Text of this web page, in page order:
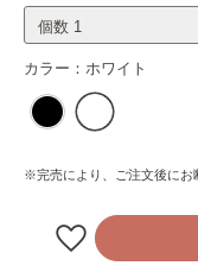
カラー： ホワイト
※完売により、ご注文後にお